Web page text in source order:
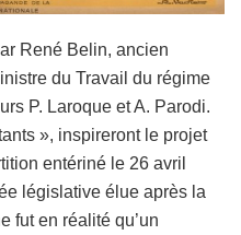
René Belin, ancien
du Travail du régime
P. Laroque et A. Parodi.
», inspireront le projet
entériné le 26 avril
législative élue après la
fut en réalité qu’un